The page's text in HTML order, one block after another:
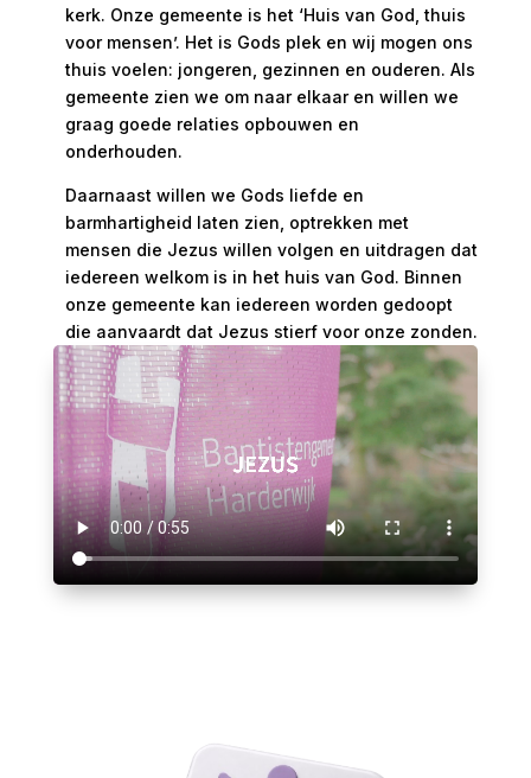
kerk. Onze gemeente is het ‘Huis van God, thuis
voor mensen’. Het is Gods plek en wij mogen ons
thuis voelen: jongeren, gezinnen en ouderen. Als
gemeente zien we om naar elkaar en willen we
graag goede relaties opbouwen en
onderhouden.
Daarnaast willen we Gods liefde en
barmhartigheid laten zien, optrekken met
mensen die Jezus willen volgen en uitdragen dat
iedereen welkom is in het huis van God. Binnen
onze gemeente kan iedereen worden gedoopt
die aanvaardt dat Jezus stierf voor onze zonden.